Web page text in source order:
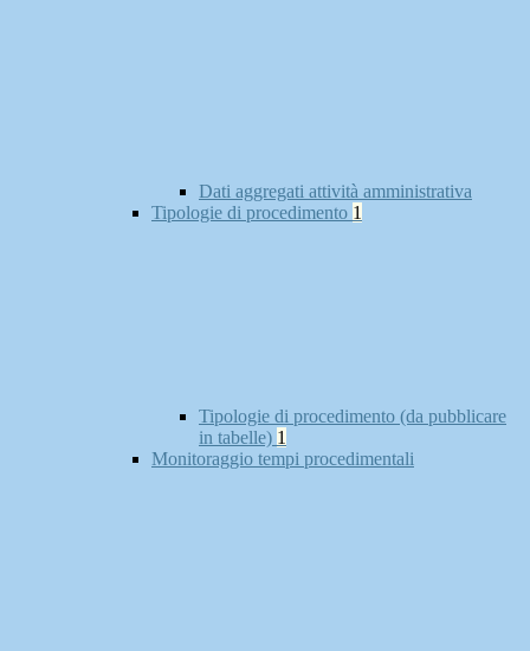
Dati aggregati attività amministrativa
Tipologie di procedimento 1
Tipologie di procedimento (da pubblicare
in tabelle) 1
Monitoraggio tempi procedimentali